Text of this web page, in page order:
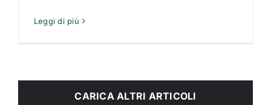
Leggi di più
CARICA ALTRI ARTICOLI